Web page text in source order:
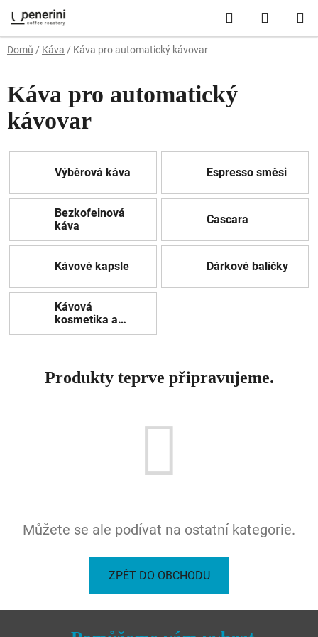
na
obsah
Hledat
KOŠÍK
Domů / Káva / Káva pro automatický kávovar
Káva pro automatický
kávovar
Výběrová káva Espresso směsi
Bezkofeinová
káva
Cascara
Kávové kapsle Dárkové balíčky
Kávová
kosmetika a
další
Produkty teprve připravujeme.
Můžete se ale podívat na ostatní kategorie.
ZPĚT DO OBCHODU